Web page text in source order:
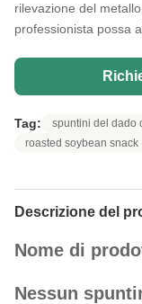
rilevazione del
professionista possa
Tag: spuntini del dado
roasted soybean snack
Descrizione del
Nome di
Nessun